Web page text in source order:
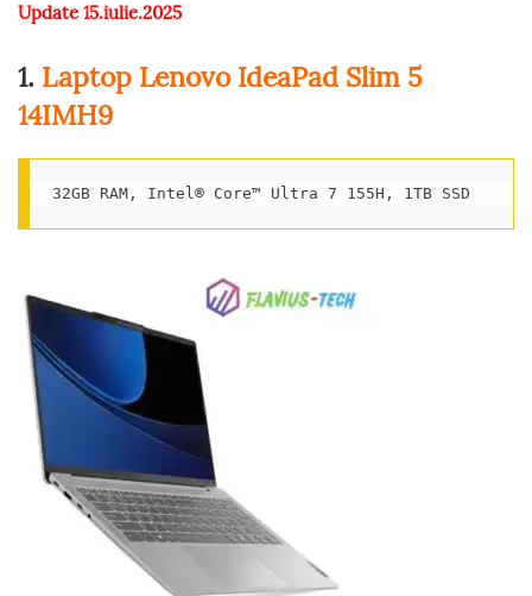
Update 15.iulie.2025
1. Laptop Lenovo IdeaPad Slim 5
14IMH9
32GB RAM, Intel® Core™ Ultra 7 155H, 1TB SSD